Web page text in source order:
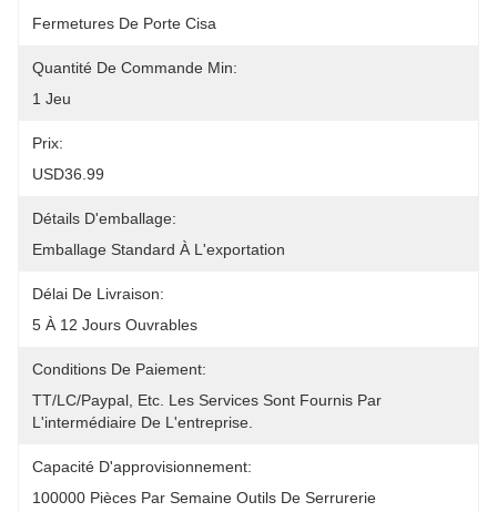
Fermetures De Porte Cisa
Quantité De Commande Min:
1 Jeu
Prix:
USD36.99
Détails D'emballage:
Emballage Standard À L'exportation
Délai De Livraison:
5 À 12 Jours Ouvrables
Conditions De Paiement:
TT/LC/paypal, Etc. Les Services Sont Fournis Par
L'intermédiaire De L'entreprise.
Capacité D'approvisionnement:
100000 Pièces Par Semaine Outils De Serrurerie